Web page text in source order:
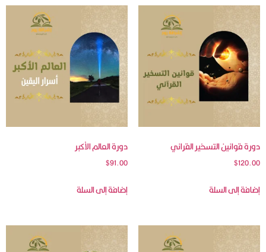
دورة قوانين التسخير القراني
$120.00
إضافة إلى السلة
دورة العالم الأكبر
$91.00
إضافة إلى السلة